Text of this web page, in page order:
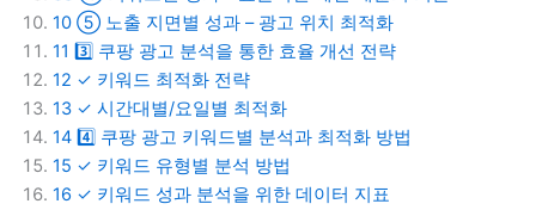
10 ⑤ 노출 지면별 성과 – 광고 위치 최적화
11 3️⃣ 쿠팡 광고 분석을 통한 효율 개선 전략
12 ✓ 키워드 최적화 전략
13 ✓ 시간대별/요일별 최적화
14 4️⃣ 쿠팡 광고 키워드별 분석과 최적화 방법
15 ✓ 키워드 유형별 분석 방법
16 ✓ 키워드 성과 분석을 위한 데이터 지표